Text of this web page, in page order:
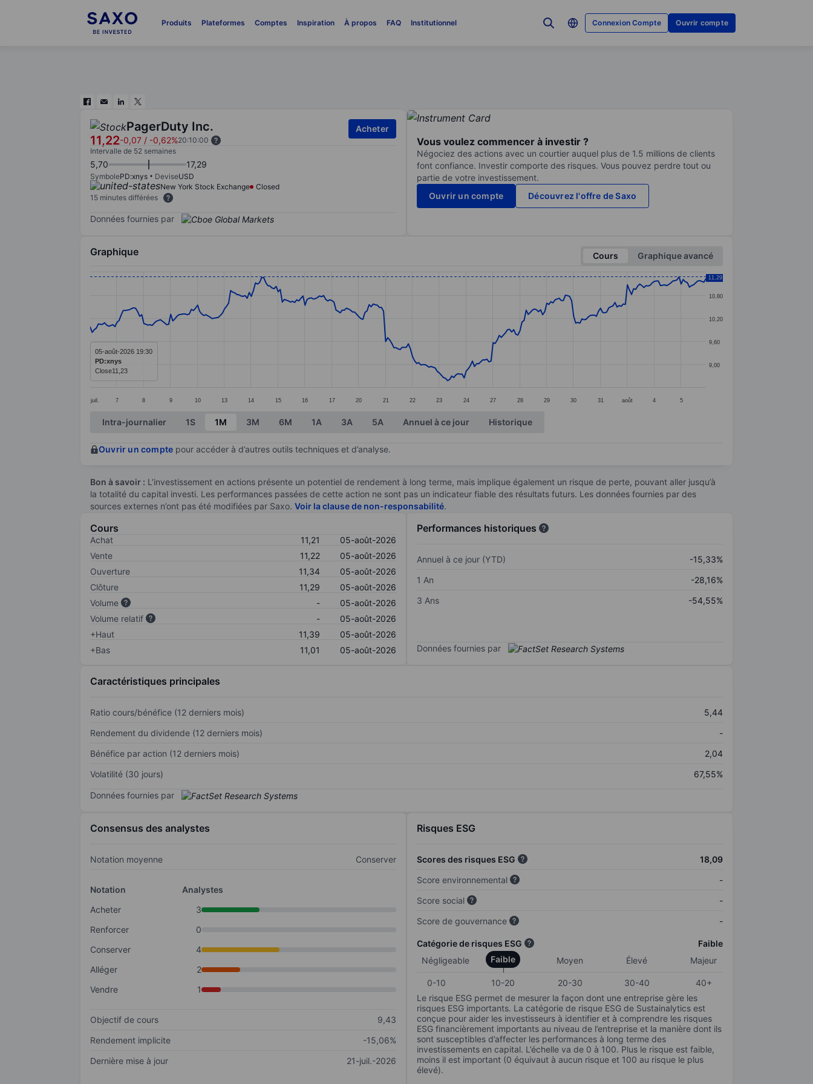
Produits Plateformes Comptes Inspiration À propos FAQ Institutionnel Connexion Compte Ouvrir compte
PagerDuty Inc.
11,22-0,07 / -0,62%20:10:00
Acheter
Intervalle de 52 semaines
5,70 17,29
SymbolePD:xnys DeviseUSD
New York Stock Exchange
Closed
15 minutes différées
Données fournies par
Vous voulez commencer à investir ?
Négociez des actions avec un courtier auquel plus de 1.5 millions de clients
font confiance. Investir comporte des risques. Vous pouvez perdre tout ou
partie de votre investissement.
Ouvrir un compte
Découvrez l'offre de Saxo
Graphique Cours
Graphique avancé
Line chart with 299 data points.
The chart has 1 X axis displaying categories.
The chart has 1 Y axis displaying values. Data ranges from 8.57 to 11.28.
juil. 7 8 9 10 13 14 15 16 17 20 21 22 23 24 27 28 29 30 31 août 4 5
9,00
9,60
10,20
10,80
11,29
05-août-2026 19:30
PD:xnys
Close11,23
End of interactive chart.
Intra-journalier 1S 1M 3M 6M 1A 3A 5A Annuel à ce jour Historique
Ouvrir un compte pour accéder à d’autres outils techniques et d’analyse.
Bon à savoir : L’investissement en actions présente un potentiel de rendement à long terme, mais implique également un risque de perte, pouvant aller jusqu’à
la totalité du capital investi. Les performances passées de cette action ne sont pas un indicateur fiable des résultats futurs. Les données fournies par des
sources externes n’ont pas été modifiées par Saxo. Voir la clause de non-responsabilité.
Cours
Achat 11,21
05-août-2026
Vente
11,22
05-août-2026
Ouverture
11,34
05-août-2026
Clôture
11,29
05-août-2026
Volume
-
05-août-2026
Volume relatif
-
05-août-2026
+Haut
11,39
05-août-2026
+Bas
11,01 05-août-2026
Performances historiques
Annuel à ce jour (YTD)
-15,33%
1 An
-28,16%
3 Ans
-54,55%
Données fournies par
Caractéristiques principales
Ratio cours/bénéfice (12 derniers mois)
5,44
Rendement du dividende (12 derniers mois)
-
Bénéfice par action (12 derniers mois)
2,04
Volatilité (30 jours)
67,55%
Données fournies par
Consensus des analystes
Notation moyenne Conserver
Notation
Analystes
Acheter
3
Renforcer
0
Conserver
4
Alléger
2
Vendre
1
Objectif de cours
9,43
Rendement implicite
-15,06%
Dernière mise à jour
21-juil.-2026
Risques ESG
Scores des risques ESG
18,09
Score environnemental
-
Score social
-
Score de gouvernance
-
Catégorie de risques ESG
Faible
Négligeable
Faible Moyen Élevé Majeur
0-10 10-20 20-30 30-40
40+
Le risque ESG permet de mesurer la façon dont une entreprise gère les
risques ESG importants. La catégorie de risque ESG de Sustainalytics est
conçue pour aider les investisseurs à identifier et à comprendre les risques
ESG financièrement importants au niveau de l’entreprise et la manière dont ils
sont susceptibles d’affecter les performances à long terme des
investissements en capital. L’échelle va de 0 à 100. Plus le risque est faible,
moins il est important (0 équivaut à aucun risque et 100 au risque le plus
élevé).